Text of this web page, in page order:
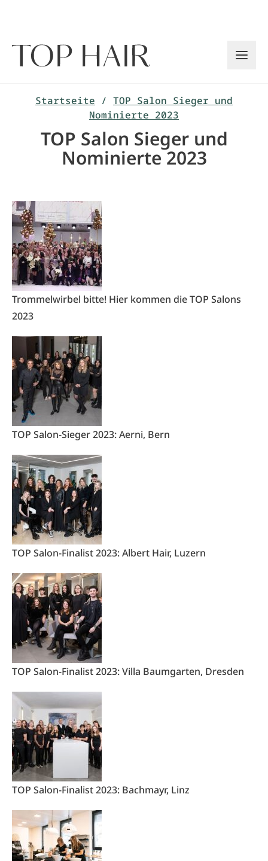
Startseite / TOP Salon Sieger und
Nominierte 2023
TOP Salon Sieger und
Nominierte 2023
Trommelwirbel bitte! Hier kommen die TOP Salons
2023
TOP Salon-Sieger 2023: Aerni, Bern
TOP Salon-Finalist 2023: Albert Hair, Luzern
TOP Salon-Finalist 2023: Villa Baumgarten, Dresden
TOP Salon-Finalist 2023: Bachmayr, Linz